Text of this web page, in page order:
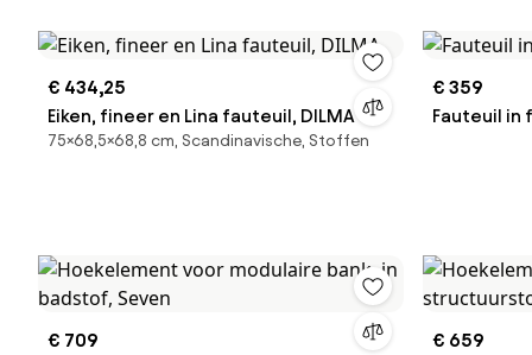
€ 434,25
Eiken, fineer en Lina fauteuil, DILMA
75×68,5×68,8 cm, Scandinavische, Stoffen
€ 359
Fauteuil in
€ 709
€ 659